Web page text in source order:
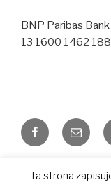
BNP Paribas Bank
13 1600 1462
FacebookEmail
Polityka
Ta strona